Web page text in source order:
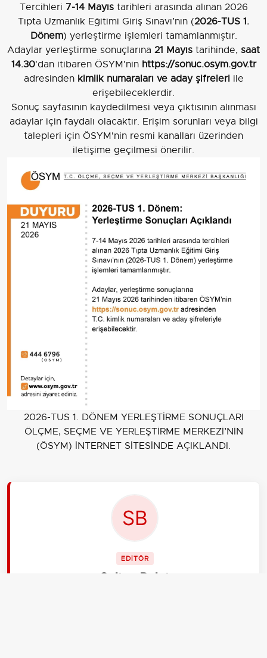
Tercihleri 7-14 Mayıstarihleri arasında alınan 2026
Tıpta Uzmanlık Eğitimi Giriş Sınavı’nın (2026-TUS 1.
Dönem) yerleştirme işlemleri tamamlanmıştır.
Adaylar yerleştirme sonuçlarına 21 Mayıs tarihinde, saat
14.30'dan itibaren ÖSYM'nin https://sonuc.osym.gov.tr
adresinden kimlik numaraları ve aday şifreleriile
erişebileceklerdir.
Sonuç sayfasının kaydedilmesi veya çıktısının alınması
adaylar için faydalı olacaktır. Erişim sorunları veya bilgi
talepleri için ÖSYM'nin resmi kanalları üzerinden
iletişime geçilmesi önerilir.
2026-TUS 1. DÖNEM YERLEŞTİRME SONUÇLARI
ÖLÇME, SEÇME VE YERLEŞTİRME MERKEZİ’NİN
(ÖSYM) İNTERNET SİTESİNDE AÇIKLANDI.
EDİTÖR
Sultan Bulut